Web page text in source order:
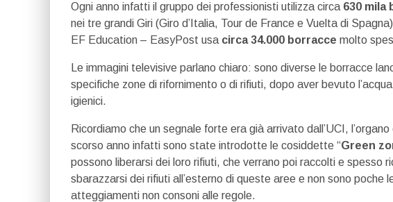
Ogni anno infatti il gruppo dei professionisti utilizza circa 630 mila
nei tre grandi Giri (Giro d’Italia, Tour de France e Vuelta di
EF Education – EasyPost usa circa 34.000 borracce molto
Le immagini televisive parlano chiaro: sono diverse le borracce
specifiche zone di rifornimento o di rifiuti, dopo aver bevuto
igienici.
Ricordiamo che un segnale forte era già arrivato dall’UCI,
scorso anno infatti sono state introdotte le cosiddette “Green
possono liberarsi dei loro rifiuti, che verrano poi raccolti e spesso
sbarazzarsi dei rifiuti all’esterno di queste aree e non sono poche
atteggiamenti non consoni alle regole.